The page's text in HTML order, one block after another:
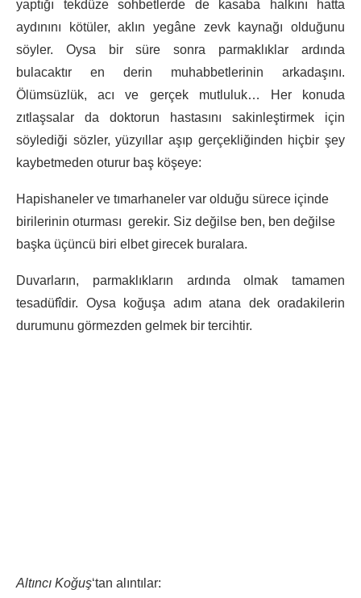
yaptığı tekdüze sohbetlerde de kasaba halkını hatta
aydınını kötüler, aklın yegâne zevk kaynağı olduğunu
söyler. Oysa bir süre sonra parmaklıklar ardında
bulacaktır en derin muhabbetlerinin arkadaşını.
Ölümsüzlük, acı ve gerçek mutluluk… Her konuda
zıtlaşsalar da doktorun hastasını sakinleştirmek için
söylediği sözler, yüzyıllar aşıp gerçekliğinden hiçbir şey
kaybetmeden oturur baş köşeye:
Hapishaneler ve tımarhaneler var olduğu sürece içinde
birilerinin oturması gerekir. Siz değilse ben, ben değilse
başka üçüncü biri elbet girecek buralara.
Duvarların, parmaklıkların ardında olmak tamamen
tesadüfîdir. Oysa koğuşa adım atana dek oradakilerin
durumunu görmezden gelmek bir tercihtir.
Altıncı Koğuş‘tan alıntılar: